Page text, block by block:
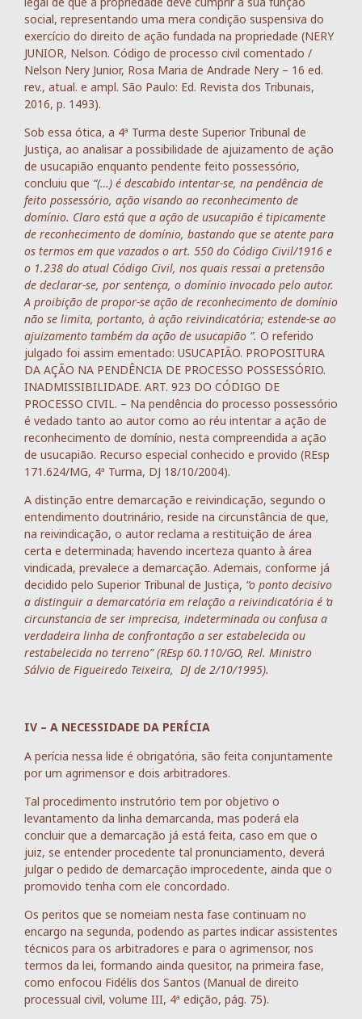
social, representando uma mera condição suspensiva do
exercício do direito de ação fundada na propriedade (NERY
JUNIOR, Nelson. Código de processo civil comentado /
Nelson Nery Junior, Rosa Maria de Andrade Nery – 16 ed.
rev., atual. e ampl. São Paulo: Ed. Revista dos Tribunais,
2016, p. 1493).
Sob essa ótica, a 4ª Turma deste Superior Tribunal de
Justiça, ao analisar a possibilidade de ajuizamento de ação
de usucapião enquanto pendente feito possessório,
concluiu que “(…) é descabido intentar-se, na pendência de
feito possessório, ação visando ao reconhecimento de
domínio. Claro está que a ação de usucapião é tipicamente
de reconhecimento de domínio, bastando que se atente para
os termos em que vazados o art. 550 do Código Civil/1916 e
o 1.238 do atual Código Civil, nos quais ressai a pretensão
de declarar-se, por sentença, o domínio invocado pelo autor.
A proibição de propor-se ação de reconhecimento de domínio
não se limita, portanto, à ação reivindicatória; estende-se ao
ajuizamento também da ação de usucapião ”. O referido
julgado foi assim ementado: USUCAPIÃO. PROPOSITURA
DA AÇÃO NA PENDÊNCIA DE PROCESSO POSSESSÓRIO.
INADMISSIBILIDADE. ART. 923 DO CÓDIGO DE
PROCESSO CIVIL. – Na pendência do processo possessório
é vedado tanto ao autor como ao réu intentar a ação de
reconhecimento de domínio, nesta compreendida a ação
de usucapião. Recurso especial conhecido e provido (REsp
171.624/MG, 4ª Turma, DJ 18/10/2004).
A distinção entre demarcação e reivindicação, segundo o
entendimento doutrinário, reside na circunstância de que,
na reivindicação, o autor reclama a restituição de área
certa e determinada; havendo incerteza quanto à área
vindicada, prevalece a demarcação. Ademais, conforme já
decidido pelo Superior Tribunal de Justiça, “o ponto decisivo
a distinguir a demarcatória em relação a reivindicatória é ‘a
circunstancia de ser imprecisa, indeterminada ou confusa a
verdadeira linha de confrontação a ser estabelecida ou
restabelecida no terreno” (REsp 60.110/GO, Rel. Ministro
Sálvio de Figueiredo Teixeira, DJ de 2/10/1995).
IV – A NECESSIDADE DA PERÍCIA
A perícia nessa lide é obrigatória, são feita conjuntamente
por um agrimensor e dois arbitradores.
Tal procedimento instrutório tem por objetivo o
levantamento da linha demarcanda, mas poderá ela
concluir que a demarcação já está feita, caso em que o
juiz, se entender procedente tal pronunciamento, deverá
julgar o pedido de demarcação improcedente, ainda que o
promovido tenha com ele concordado.
Os peritos que se nomeiam nesta fase continuam no
encargo na segunda, podendo as partes indicar assistentes
técnicos para os arbitradores e para o agrimensor, nos
termos da lei, formando ainda quesitor, na primeira fase,
como enfocou Fidélis dos Santos (Manual de direito
processual civil, volume III, 4ª edição, pág. 75).